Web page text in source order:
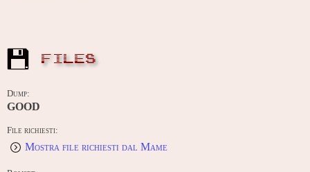
FILES
Dump:
GOOD
File richiesti:
Mostra file richiesti dal Mame